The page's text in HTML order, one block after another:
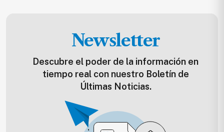
Newsletter
Descubre el poder de la información en
tiempo real con nuestro Boletín de
Últimas Noticias.